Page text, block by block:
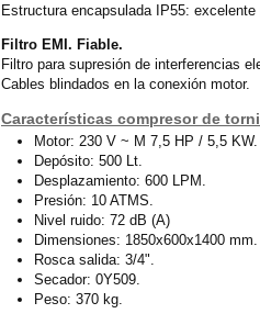
Estructura encapsulada IP55:
Filtro EMI. Fiable.
Filtro para supresión de interferencias
Cables blindados en la conexión motor.
Características compresor de
Motor: 230 V ~ M 7,5 HP / 5,5 KW.
Depósito: 500 Lt.
Desplazamiento: 600 LPM.
Presión: 10 ATMS.
Nivel ruido: 72 dB (A)
Dimensiones: 1850x600x1400 mm.
Rosca salida: 3/4".
Secador: 0Y509.
Peso: 370 kg.